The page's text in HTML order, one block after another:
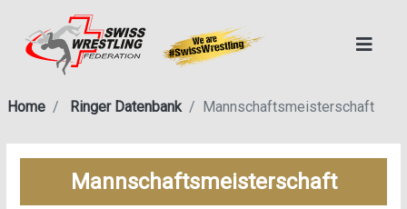
Home Ringer Datenbank Mannschaftsmeisterschaft
Mannschaftsmeisterschaft